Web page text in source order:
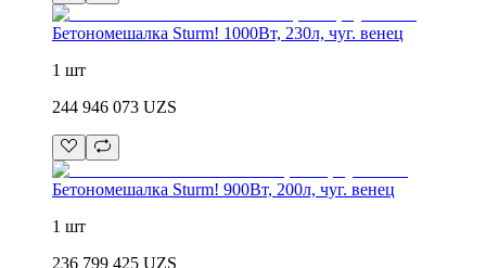
Бетономешалка Sturm! 1000Вт, 230л, чуг. венец
1 шт
244 946 073 UZS
Бетономешалка Sturm! 900Вт, 200л, чуг. венец
1 шт
236 799 425 UZS